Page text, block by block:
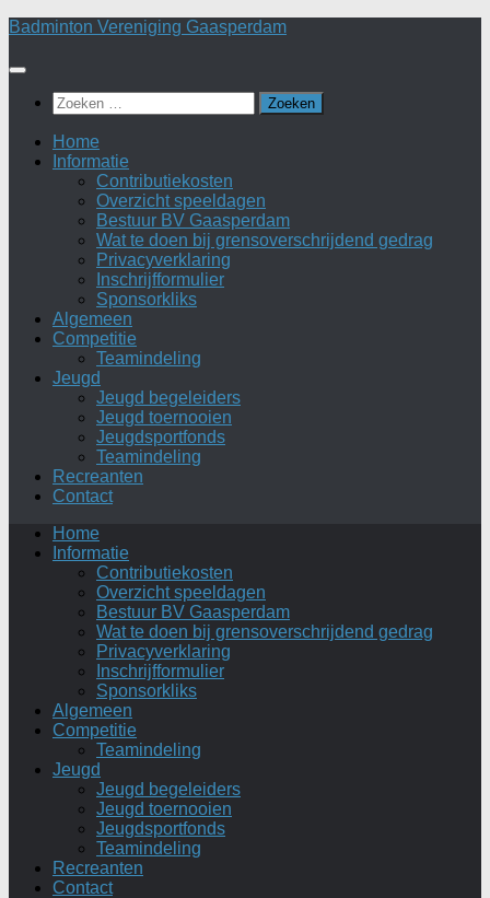
Doorgaan
inhoud
Badminton Vereniging Gaasperdam
Zoeken
naar:
Home
Informatie
Contributiekosten
Overzicht speeldagen
Bestuur BV Gaasperdam
Wat te doen bij grensoverschrijdend gedrag
Privacyverklaring
Inschrijfformulier
Sponsorkliks
Algemeen
Competitie
Teamindeling
Jeugd
Jeugd begeleiders
Jeugd toernooien
Jeugdsportfonds
Teamindeling
Recreanten
Contact
Home
Informatie
Contributiekosten
Overzicht speeldagen
Bestuur BV Gaasperdam
Wat te doen bij grensoverschrijdend gedrag
Privacyverklaring
Inschrijfformulier
Sponsorkliks
Algemeen
Competitie
Teamindeling
Jeugd
Jeugd begeleiders
Jeugd toernooien
Jeugdsportfonds
Teamindeling
Recreanten
Contact